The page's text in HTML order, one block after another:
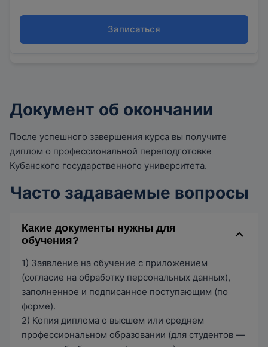
Записаться
Документ об окончании
После успешного завершения курса вы получите
диплом о профессиональной переподготовке
Кубанского государственного университета.
Часто задаваемые вопросы
Какие документы нужны для
обучения?
1) Заявление на обучение с приложением
(согласие на обработку персональных данных),
заполненное и подписанное поступающим (по
форме).
2) Копия диплома о высшем или среднем
профессиональном образовании (для студентов —